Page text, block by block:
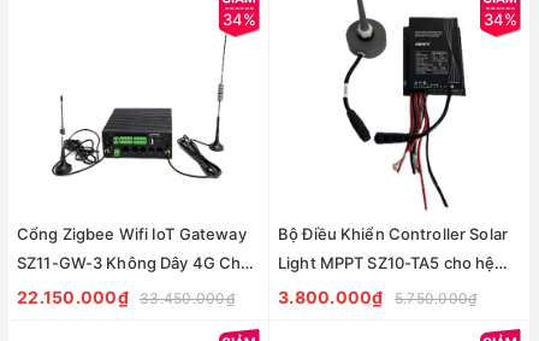
34%
Cổng Zigbee Wifi IoT Gateway
SZ11-GW-3 Không Dây 4G Cho
Hệ Thống Điều Khiển Ánh Sáng
22.150.000₫ 33.450.000₫
34%
Bộ Điều Khiển Controller Solar
Light MPPT SZ10-TA5 cho hệ
thống chiếu sáng đường phố
3.800.000₫ 5.750.000₫